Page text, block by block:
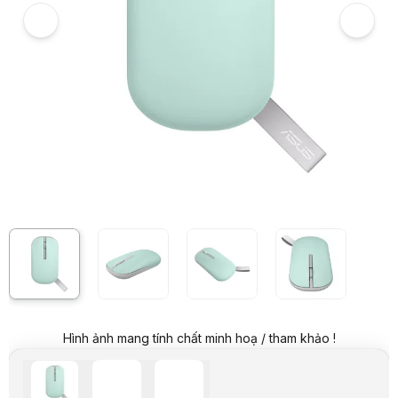
Mã sản phẩm:
Tình trạng:
Chuột không dây bluetooth Asus Marshmallow Lite
Chuẩn kết nối: Wireless 2.4Ghz / Bluetooth 5.0
Thiết kế đối xứng, nhỏ gọn
Thông số kỹ thuật
Thương hiệu
Tên sản phẩm
Asus Marshmallow D100 Lite
Mã sản phẩm (Model)
-
THÔNG SỐ CHI TIẾT
Mắt cảm biến quang học
Điểm ảnh trên 1 inch (DPI)
Màu sắc
Số lượng nút bấm
Hình ảnh mang tính chất minh hoạ / tham khảo !